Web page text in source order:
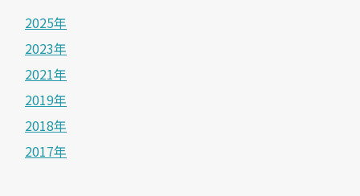
2025年
2023年
2021年
2019年
2018年
2017年